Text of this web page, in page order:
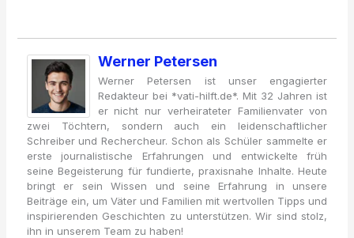
Werner Petersen
Werner Petersen ist unser engagierter
Redakteur bei *vati-hilft.de*. Mit 32 Jahren ist
er nicht nur verheirateter Familienvater von
zwei Töchtern, sondern auch ein leidenschaftlicher
Schreiber und Rechercheur. Schon als Schüler sammelte er
erste journalistische Erfahrungen und entwickelte früh
seine Begeisterung für fundierte, praxisnahe Inhalte. Heute
bringt er sein Wissen und seine Erfahrung in unsere
Beiträge ein, um Väter und Familien mit wertvollen Tipps und
inspirierenden Geschichten zu unterstützen. Wir sind stolz,
ihn in unserem Team zu haben!